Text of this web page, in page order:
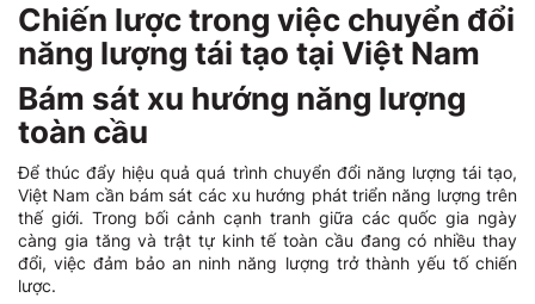
Chiến lược trong việc chuyển đổi
năng lượng tái tạo tại Việt Nam
Bám sát xu hướng năng lượng
toàn cầu
Để thúc đẩy hiệu quả quá trình chuyển đổi năng lượng tái tạo,
Việt Nam cần bám sát các xu hướng phát triển năng lượng trên
thế giới. Trong bối cảnh cạnh tranh giữa các quốc gia ngày
càng gia tăng và trật tự kinh tế toàn cầu đang có nhiều thay
đổi, việc đảm bảo an ninh năng lượng trở thành yếu tố chiến
lược.